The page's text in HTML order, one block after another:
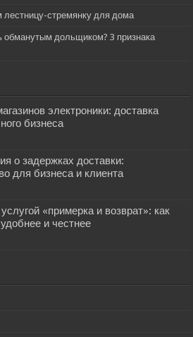
лестницу-стремянку для дома
обманутым дольщиком? 3 признака
электроники: доставка
бизнеса
о задержках доставки:
для бизнеса и клиента
«примерка и возврат»: как
и честнее